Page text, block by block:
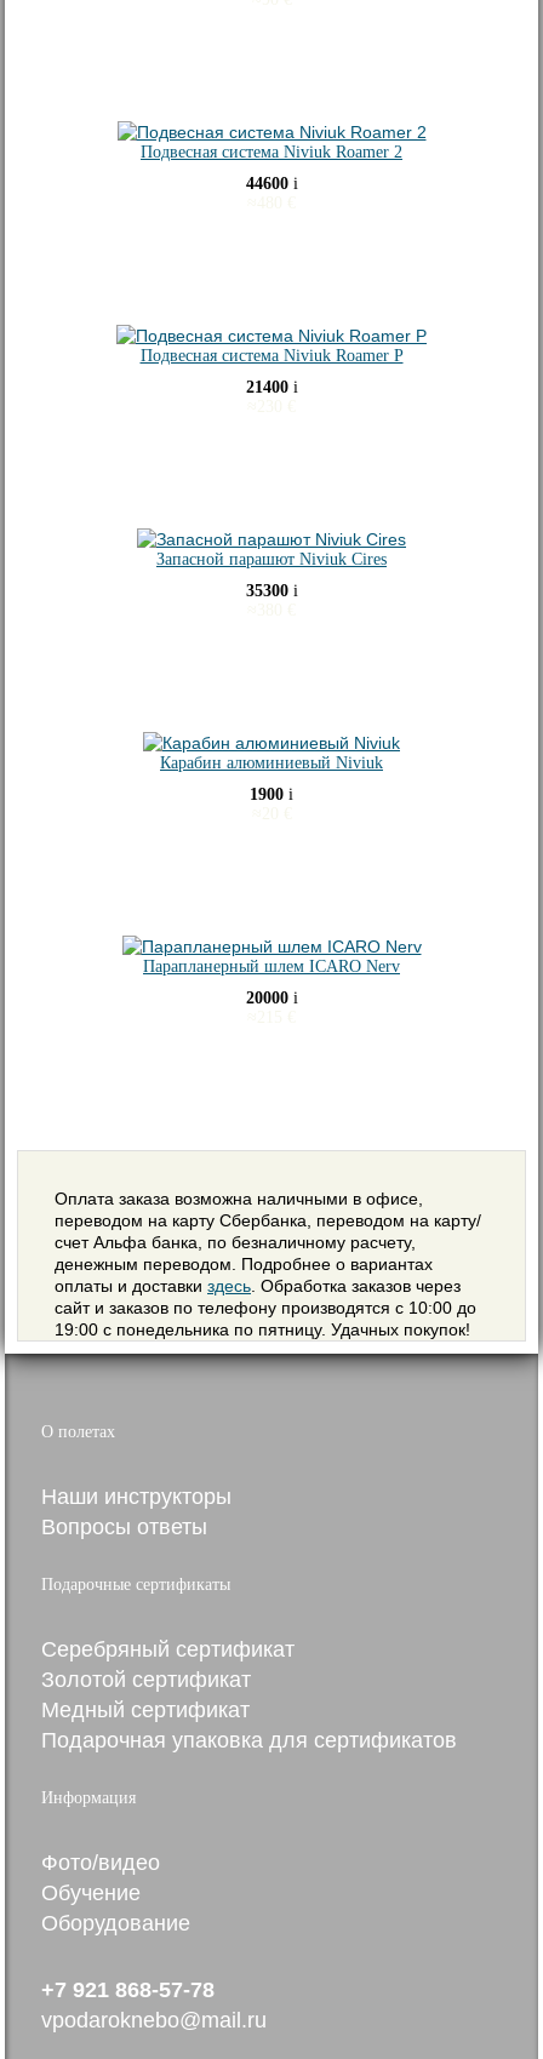
Подвесная система Niviuk Roamer 2
44600 i
Подвесная система Niviuk Roamer P
21400 i
Запасной парашют Niviuk Cires
35300 i
Карабин алюминиевый Niviuk
1900 i
Парапланерный шлем ICARO Nerv
20000 i
Оплата заказа возможна наличными в офисе,
переводом на карту Сбербанка, переводом на карту/
счет Альфа банка, по безналичному расчету,
денежным переводом. Подробнее о вариантах
оплаты и доставки здесь . Обработка заказов через
сайт и заказов по телефону производятся с 10:00 до
19:00 с понедельника по пятницу. Удачных покупок!
О полетах
Наши инструкторы
Вопросы ответы
Подарочные сертификаты
Серебряный сертификат
Золотой сертификат
Медный сертификат
Подарочная упаковка для сертификатов
Информация
Фото/видео
Обучение
Оборудование
+7 921 868-57-78
vpodaroknebo@mail.ru